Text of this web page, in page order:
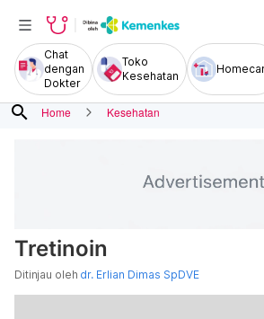
Chat
dengan
Dokter
Toko
Kesehatan
search Home Kesehatan
Tretinoin
Ditinjau oleh dr. Erlian Dimas SpDVE